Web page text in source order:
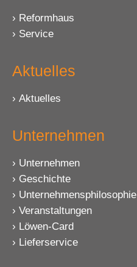
Reformhaus
Service
Aktuelles
Aktuelles
Unternehmen
Unternehmen
Geschichte
Unternehmensphilosophie
Veranstaltungen
Löwen-Card
Lieferservice